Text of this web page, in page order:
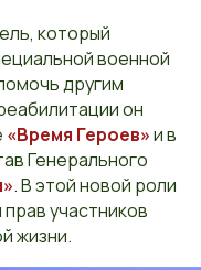
который
военной
другим
он
«Время Героев»и в
Генерального
. В этой новой роли
участников
жизни.